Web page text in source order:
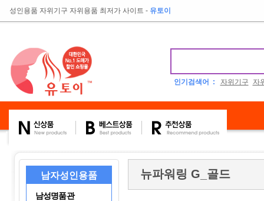
성인용품 자위기구 자위용품 최저가 사이트 - 유토이
인기검색어 : 자위기구 자
남자성인용품
남성명품관
뉴파워링 G_골드